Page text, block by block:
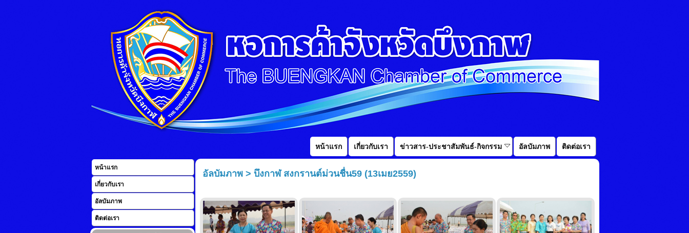
ติดต่อเรา
อัลบัมภาพ
ข่าวสาร-ประชาสัมพันธ์-กิจกรรม
เกี่ยวกับเรา
หน้าแรก
หน้าแรก
เกี่ยวกับเรา
อัลบัมภาพ
ติดต่อเรา
อัลบัมภาพ > บึงกาฬ สงกรานต์ม่วนชื่น59 (13เมย2559)